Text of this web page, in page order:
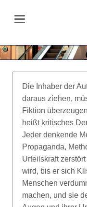
Die Inhaber der
daraus ziehen,
Fiktion
heißt kritisches
Jeder denkende
Propaganda,
Urteilskraft
wird, bis er sich
Menschen
machen, und sie